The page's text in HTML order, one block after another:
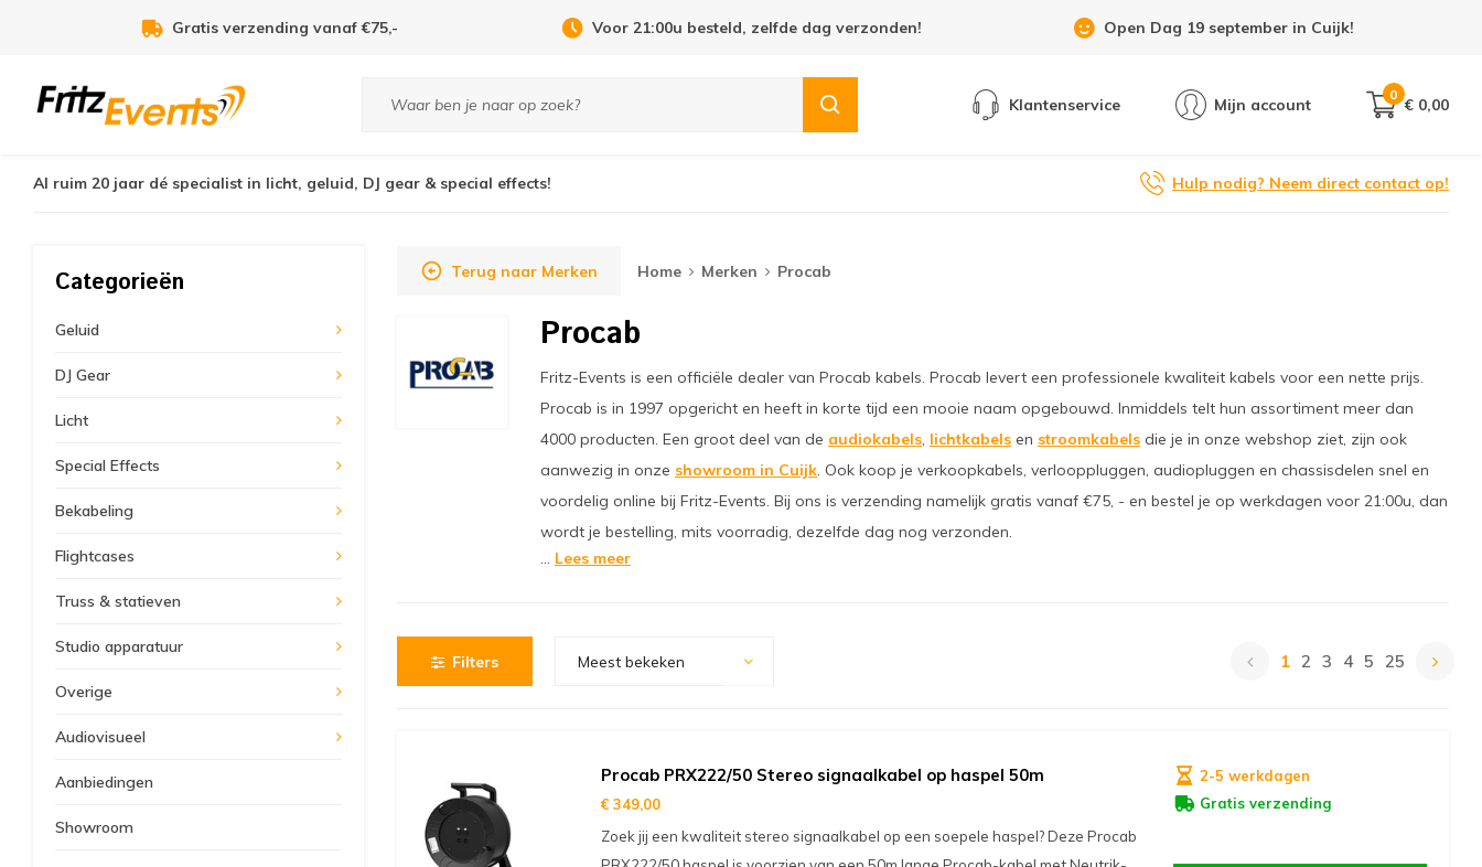
Voor 21:00u besteld, zelfde dag verzonden! Open Dag 19 september in Cuijk! Showroom 6 dagen per week geopend!
Klantenservice Mijn account
0
€ 0,00
Al ruim 20 jaar dé specialist in licht, geluid, DJ gear & special effects! Hulp nodig? Neem direct contact op!
Categorieën
Geluid
DJ Gear
Licht
Special Effects
Bekabeling
Flightcases
Truss & statieven
Studio apparatuur
Overige
Audiovisueel
Aanbiedingen
Showroom
Terug naar Merken Home Merken Procab
Procab
Fritz-Events is een officiële dealer van Procab kabels. Procab levert een professionele kwaliteit kabels voor een nette prijs.
Procab is in 1997 opgericht en heeft in korte tijd een mooie naam opgebouwd. Inmiddels telt hun assortiment meer dan
4000 producten. Een groot deel van de audiokabels, lichtkabels en stroomkabels die je in onze webshop ziet, zijn ook
aanwezig in onze showroom in Cuijk. Ook koop je verkoopkabels, verlooppluggen, audiopluggen en chassisdelen snel en
voordelig online bij Fritz-Events. Bij ons is verzending namelijk gratis vanaf €75, - en bestel je op werkdagen voor 21:00u, dan
wordt je bestelling, mits voorradig, dezelfde dag nog verzonden.
... Lees meer
Filters Meest bekeken 1 2 3 4 5 25
Procab PRX222/50 Stereo signaalkabel op haspel 50m
€ 349,00
Zoek jij een kwaliteit stereo signaalkabel op een soepele haspel? Deze Procab
2-5 werkdagen
Gratis verzending